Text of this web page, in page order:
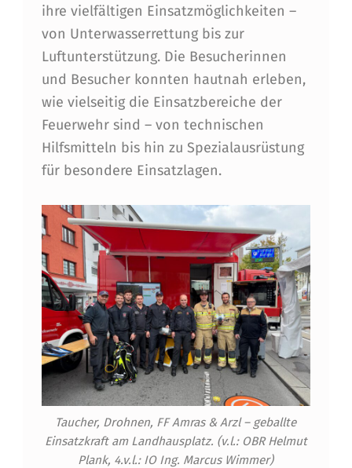
I
M
N
A
T
I
N
A
L
F
E
I
E
R
T
ihre vielfältigen Einsatzmöglichkeiten –
von Unterwasserrettung bis zur
Luftunterstützung. Die Besucherinnen
und Besucher konnten hautnah erleben,
wie vielseitig die Einsatzbereiche der
Feuerwehr sind – von technischen
Hilfsmitteln bis hin zu Spezialausrüstung
für besondere Einsatzlagen.
Taucher, Drohnen, FF Amras & Arzl – geballte
Einsatzkraft am Landhausplatz. (v.l.: OBR Helmut
Plank, 4.v.l.: IO Ing. Marcus Wimmer)